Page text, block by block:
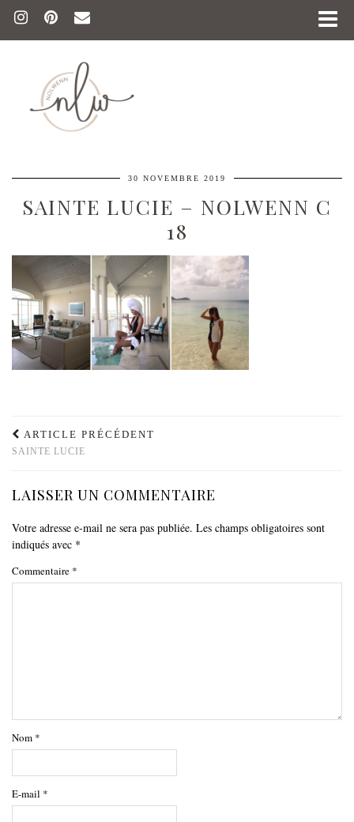
30 NOVEMBRE 2019
SAINTE LUCIE – NOLWENN C
18
ARTICLE PRÉCÉDENT
SAINTE LUCIE
LAISSER UN COMMENTAIRE
Votre adresse e-mail ne sera pas publiée. Les champs obligatoires sont
indiqués avec *
Commentaire *
Nom *
E-mail *